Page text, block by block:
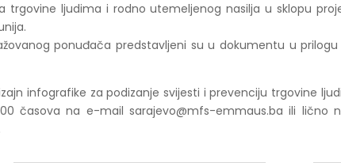
trgovine ljudima i rodno utemeljenog nasilja u sklopu
ponuđača predstavljeni su u dokumentu u
infografike za podizanje svijesti i prevenciju trgovine
časova na e-mail sarajevo@mfs-emmaus.ba ili lično